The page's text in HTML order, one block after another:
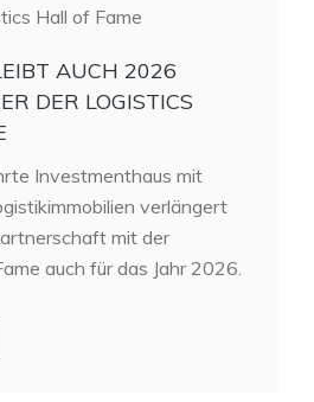
AUCH 2026
DER LOGISTICS
Investmenthaus mit
verlängert
mit der
auch für das Jahr 2026.